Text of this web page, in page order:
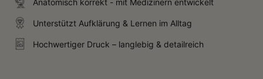
Anatomisch korrekt - mit Medizinern entwickelt
Unterstützt Aufklärung & Lernen im Alltag
Hochwertiger Druck – langlebig & detailreich